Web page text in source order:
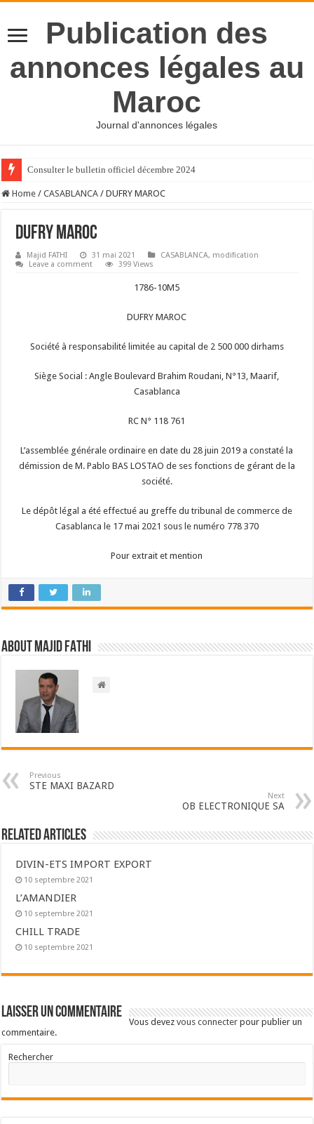
Publication des
annonces légales au
Maroc
Journal d'annonces légales
Consulter le bulletin officiel décembre 2024
Home / CASABLANCA / DUFRY MAROC
DUFRY MAROC
Majid FATHI 31 mai 2021 CASABLANCA, modification
Leave a comment
399 Views
1786-10M5
DUFRY MAROC
Société à responsabilité limitée au capital de 2 500 000 dirhams
Siège Social : Angle Boulevard Brahim Roudani, N°13, Maarif,
Casablanca
RC N° 118 761
L’assemblée générale ordinaire en date du 28 juin 2019 a constaté la
démission de M. Pablo BAS LOSTAO de ses fonctions de gérant de la
société.
Le dépôt légal a été effectué au greffe du tribunal de commerce de
Casablanca le 17 mai 2021 sous le numéro 778 370
Pour extrait et mention
About Majid FATHI
Previous
STE MAXI BAZARD
Next
OB ELECTRONIQUE SA
Related Articles
DIVIN-ETS IMPORT EXPORT
10 septembre 2021
L’AMANDIER
10 septembre 2021
CHILL TRADE
10 septembre 2021
Laisser un commentaire
Vous devezvous connecter pour publier un
commentaire.
Rechercher